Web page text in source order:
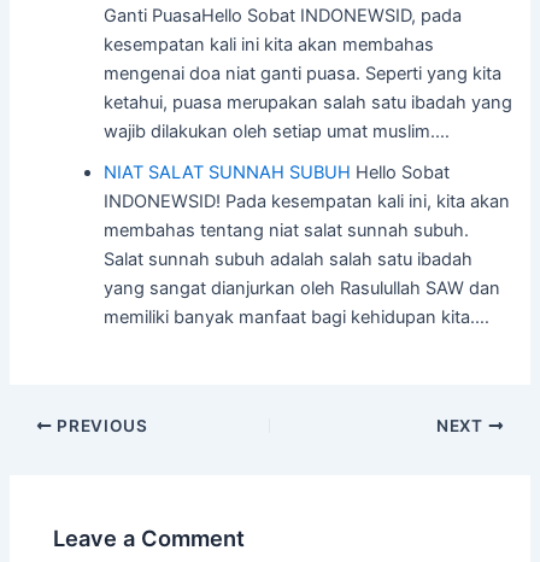
Ganti PuasaHello Sobat INDONEWSID, pada
kesempatan kali ini kita akan membahas
mengenai doa niat ganti puasa. Seperti yang kita
ketahui, puasa merupakan salah satu ibadah yang
wajib dilakukan oleh setiap umat muslim.…
NIAT SALAT SUNNAH SUBUH Hello Sobat
INDONEWSID! Pada kesempatan kali ini, kita akan
membahas tentang niat salat sunnah subuh.
Salat sunnah subuh adalah salah satu ibadah
yang sangat dianjurkan oleh Rasulullah SAW dan
memiliki banyak manfaat bagi kehidupan kita.…
Post
PREVIOUS NEXT
Leave a Comment